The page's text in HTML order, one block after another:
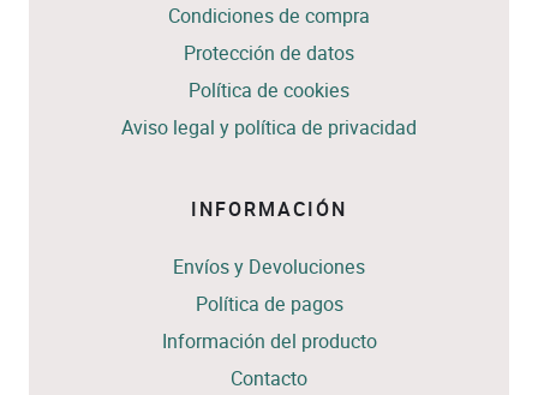
Condiciones de compra
Protección de datos
Política de cookies
Aviso legal y política de privacidad
INFORMACIÓN
Envíos y Devoluciones
Política de pagos
Información del producto
Contacto